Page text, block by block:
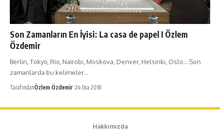
Son Zamanların En İyisi: La casa de papel I Özlem
Özdemir
Berlin, Tokyo, Rio, Nairobi, Moskova, Denver, Helsinki, Oslo… Son
zamanlarda bu kelimeler…
TarafındanÖzlem Özdemir 24 Oca 2018
Hakkımızda